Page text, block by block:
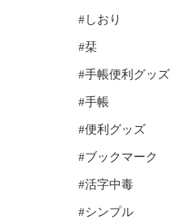
#しおり
#栞
#手帳便利グッズ
#手帳
#便利グッズ
#ブックマーク
#活字中毒
#シンプル